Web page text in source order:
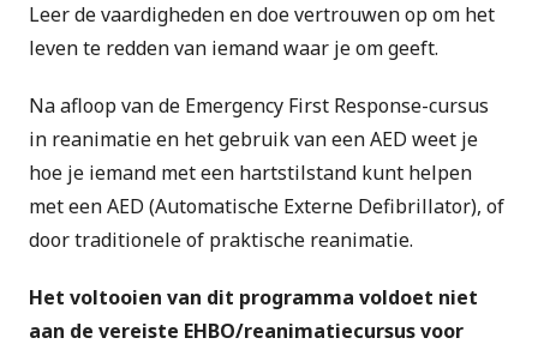
Leer de vaardigheden en doe vertrouwen op om het
leven te redden van iemand waar je om geeft.
Na afloop van de Emergency First Response-cursus
in reanimatie en het gebruik van een AED weet je
hoe je iemand met een hartstilstand kunt helpen
met een AED (Automatische Externe Defibrillator), of
door traditionele of praktische reanimatie.
Het voltooien van dit programma voldoet niet
aan de vereiste EHBO/reanimatiecursus voor